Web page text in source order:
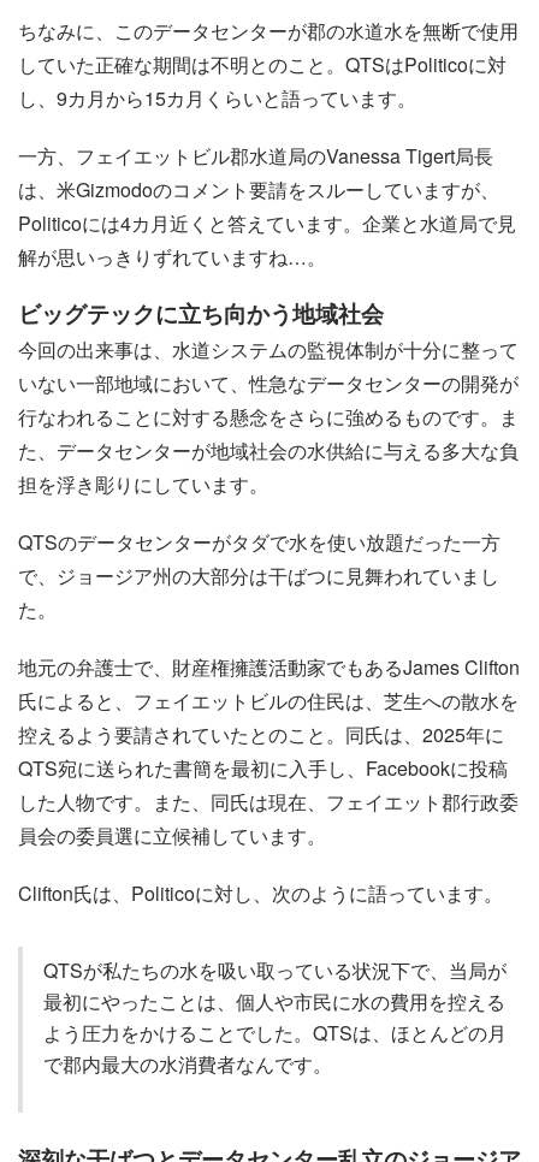
ちなみに、このデータセンターが郡の水道水を無断で使用
していた正確な期間は不明とのこと。QTSはPoliticoに対
し、9カ月から15カ月くらいと語っています。
一方、フェイエットビル郡水道局のVanessa Tigert局長
は、米Gizmodoのコメント要請をスルーしていますが、
Politicoには4カ月近くと答えています。企業と水道局で見
解が思いっきりずれていますね…。
ビッグテックに立ち向かう地域社会
今回の出来事は、水道システムの監視体制が十分に整って
いない一部地域において、性急なデータセンターの開発が
行なわれることに対する懸念をさらに強めるものです。ま
た、データセンターが地域社会の水供給に与える多大な負
担を浮き彫りにしています。
QTSのデータセンターがタダで水を使い放題だった一方
で、ジョージア州の大部分は干ばつに見舞われていまし
た。
地元の弁護士で、財産権擁護活動家でもあるJames Clifton
氏によると、フェイエットビルの住民は、芝生への散水を
控えるよう要請されていたとのこと。同氏は、2025年に
QTS宛に送られた書簡を最初に入手し、Facebookに投稿
した人物です。また、同氏は現在、フェイエット郡行政委
員会の委員選に立候補しています。
Clifton氏は、Politicoに対し、次のように語っています。
QTSが私たちの水を吸い取っている状況下で、当局が
最初にやったことは、個人や市民に水の費用を控える
よう圧力をかけることでした。QTSは、ほとんどの月
で郡内最大の水消費者なんです。